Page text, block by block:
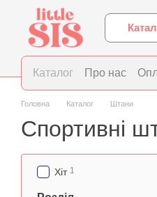
Перейти до основного контенту
Каталог Про нас
Головна Каталог Штани
Спортивні
Хіт 1